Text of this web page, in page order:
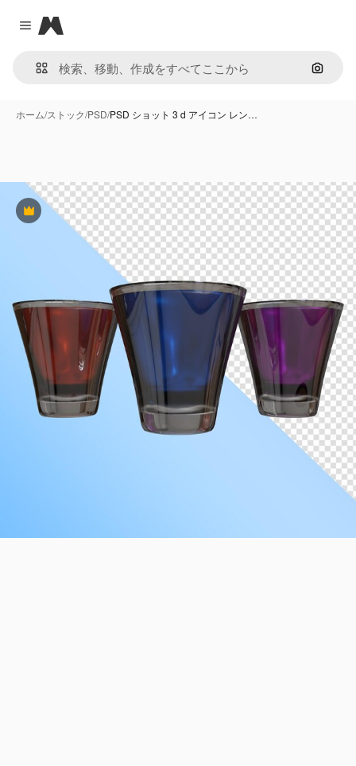
Close menu
Magnific
画像で
ホーム/ストック/PSD/PSD ショット 3 d アイコン レン…
Premium